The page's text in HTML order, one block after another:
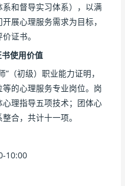
和督导实习体系），以满
展心理服务需求为目标，
证书。
使用价值
初级）职业能力证明，
的心理服务专业岗位。岗
理指导五项技术；团体心
合，共计十一项。
10:00